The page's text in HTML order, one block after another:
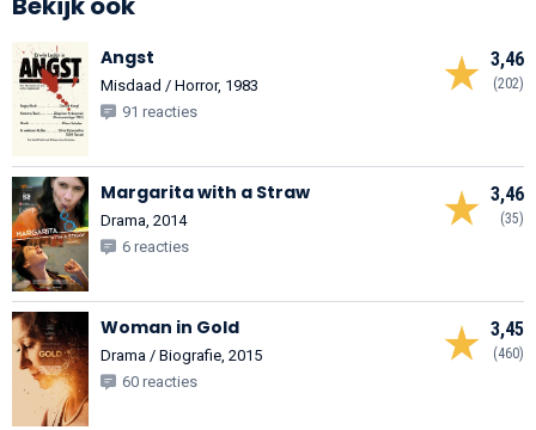
3,46
(202)
Angst
Misdaad / Horror, 1983
91 reacties
3,46
(35)
Margarita with a Straw
Drama, 2014
6 reacties
3,45
(460)
Woman in Gold
Drama / Biografie, 2015
60 reacties